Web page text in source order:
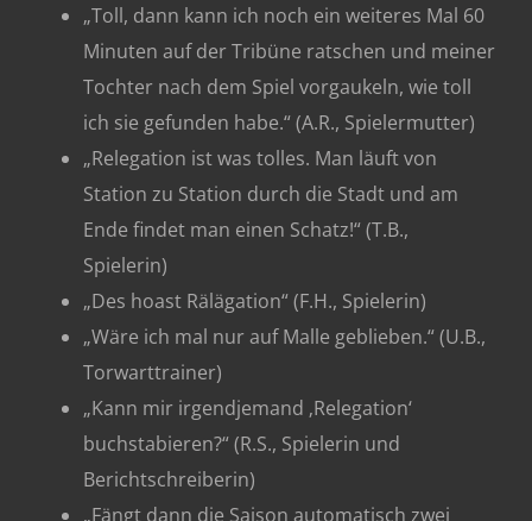
„Toll, dann kann ich noch ein weiteres Mal 60
Minuten auf der Tribüne ratschen und meiner
Tochter nach dem Spiel vorgaukeln, wie toll
ich sie gefunden habe.“ (A.R., Spielermutter)
„Relegation ist was tolles. Man läuft von
Station zu Station durch die Stadt und am
Ende findet man einen Schatz!“ (T.B.,
Spielerin)
„Des hoast Rälägation“ (F.H., Spielerin)
„Wäre ich mal nur auf Malle geblieben.“ (U.B.,
Torwarttrainer)
„Kann mir irgendjemand ‚Relegation‘
buchstabieren?“ (R.S., Spielerin und
Berichtschreiberin)
„Fängt dann die Saison automatisch zwei